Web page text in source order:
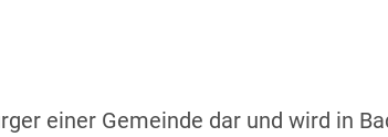
einer Gemeinde dar und wird in